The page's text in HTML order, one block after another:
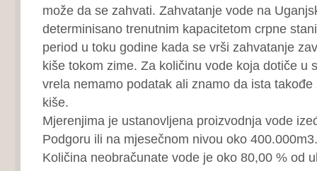
može da se zahvati. Zahvatanje vode na
determinisano trenutnim kapacitetom crpne
period u toku godine kada se vrši zahvatanje
kiše tokom zime. Za količinu vode koja dotiče u
vrela nemamo podatak ali znamo da ista
kiše.
Mjerenjima je ustanovljena proizvodnja vode
Podgoru ili na mjesečnom nivou oko 400.000m3.
Količina neobračunate vode je oko 80,00 % od